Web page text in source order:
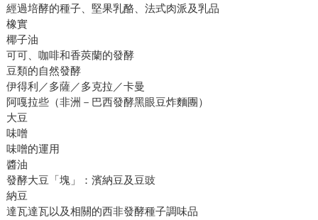
經過培酵的種子、堅果乳酪、法式肉派及乳品
橡實
椰子油
可可、咖啡和香莢蘭的發酵
豆類的自然發酵
伊得利／多薩／多克拉／卡曼
阿嘎拉些（非洲－巴西發酵黑眼豆炸麵團）
大豆
味噌
味噌的運用
醬油
發酵大豆「塊」：濱納豆及豆豉
納豆
達瓦達瓦以及相關的西非發酵種子調味品